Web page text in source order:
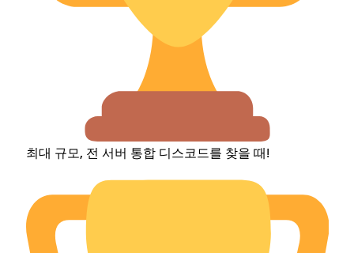
최대 규모, 전 서버 통합 디스코드를 찾을 때!